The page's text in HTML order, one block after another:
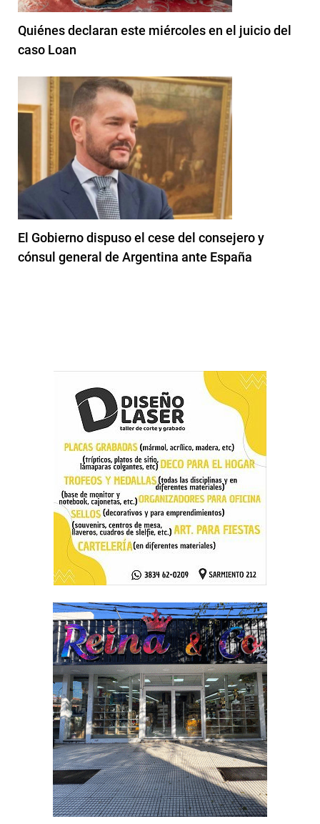
Quiénes declaran este miércoles en el juicio del
caso Loan
El Gobierno dispuso el cese del consejero y
cónsul general de Argentina ante España